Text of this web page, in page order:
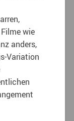
wie
anders,
Variation